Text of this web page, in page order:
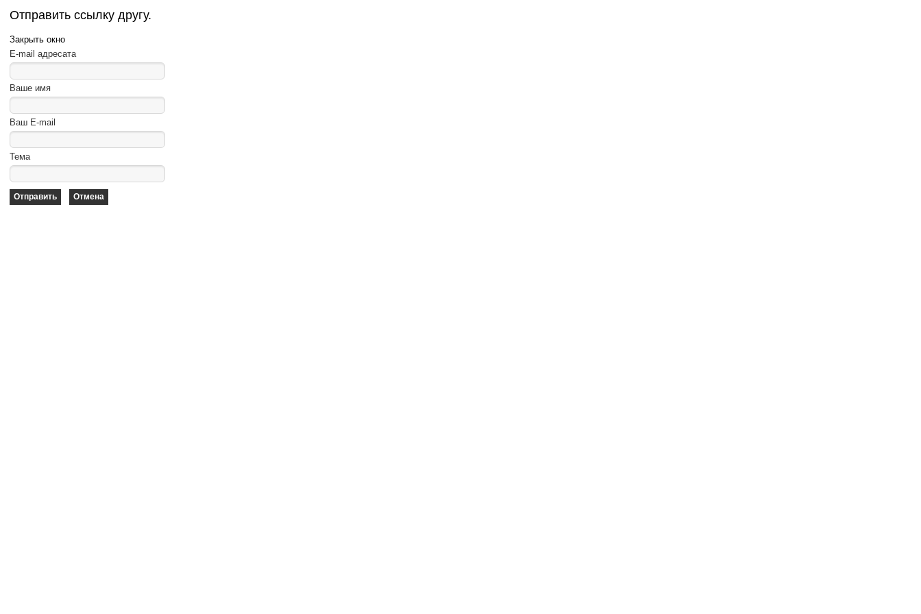
Отправить ссылку другу.
Закрыть окно
E-mail адресата
Ваше имя
Ваш E-mail
Тема
Отправить Отмена